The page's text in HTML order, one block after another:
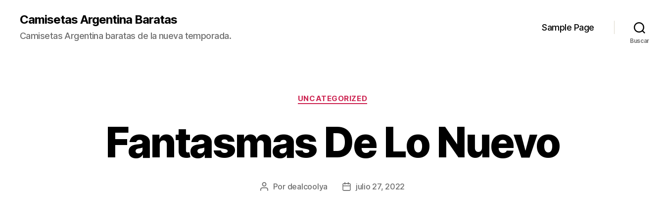
Camisetas Argentina Baratas
Camisetas Argentina baratas de la nueva temporada.
Sample Page
Buscar
Categorías
UNCATEGORIZED
Fantasmas De Lo Nuevo
Autor
Por dealcoolya
Fechajulio 27, 2022